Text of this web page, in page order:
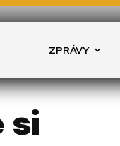
ZPRÁVY
si